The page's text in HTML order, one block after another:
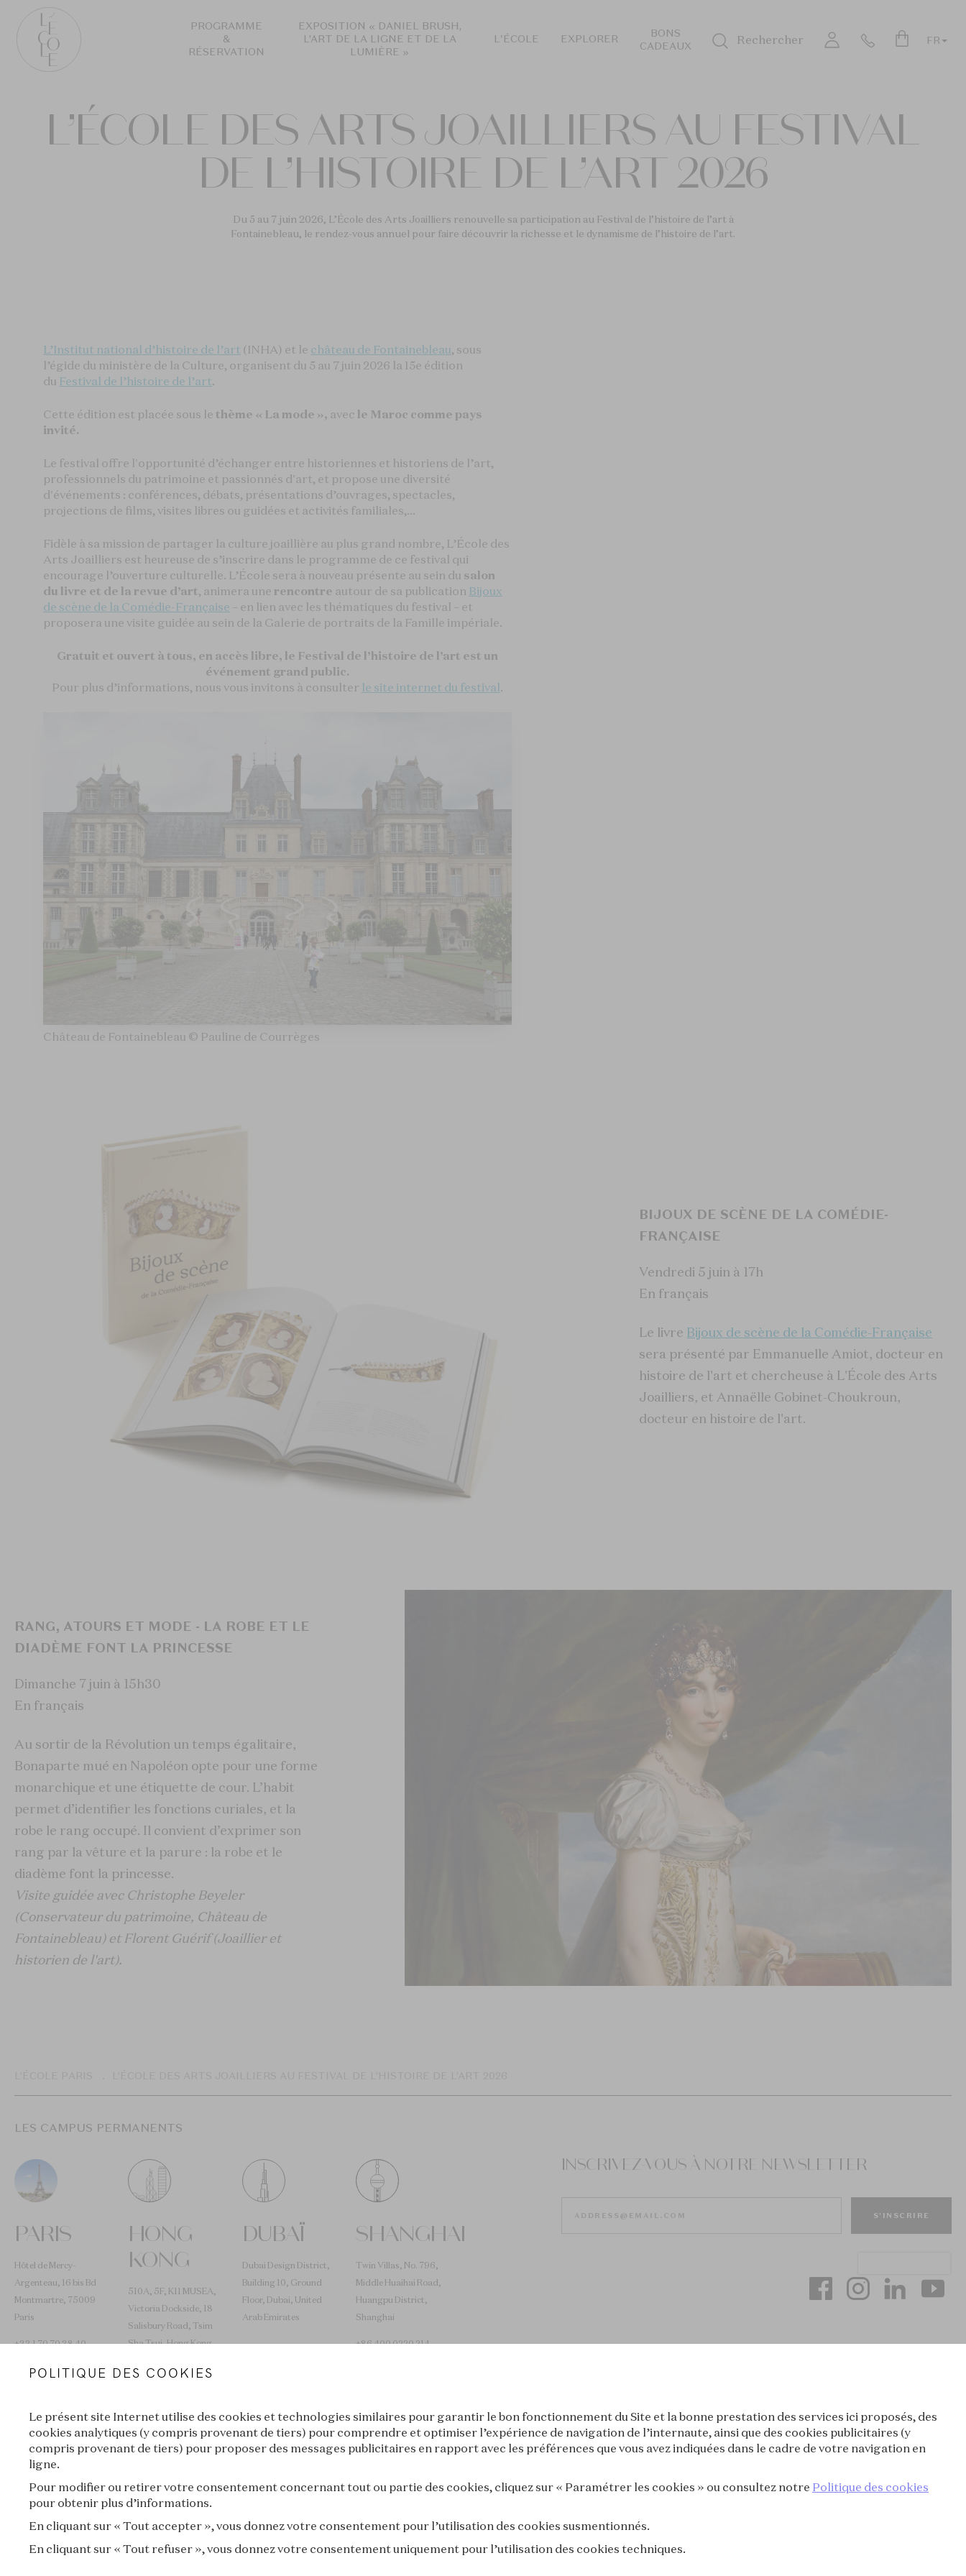
contenu
principal
PROGRAMME
&
RÉSERVATION
EXPOSITION « DANIEL BRUSH,
L’ART DE LA LIGNE ET DE LA
LUMIÈRE »
L'ÉCOLE EXPLORER
BONS
CADEAUX
Rechercher FR
L’ÉCOLE DES ARTS JOAILLIERS AU FESTIVAL
DE L’HISTOIRE DE L’ART 2026
Du 5 au 7 juin 2026, L’École des Arts Joailliers renouvelle sa participation au Festival de l’histoire de l’art à
Fontainebleau, le rendez-vous annuel pour faire découvrir la richesse et le dynamisme de l’histoire de l’art.
L’Institut national d’histoire de l’art (INHA) et le château de Fontainebleau, sous
l’égide du ministère de la Culture, organisent du 5 au 7 juin 2026 la 15e édition
du Festival de l’histoire de l’art.
Cette édition est placée sous le thème « La mode », avec le Maroc comme pays
invité.
Le festival offre l'opportunité d’échanger entre historiennes et historiens de l’art,
professionnels du patrimoine et passionnés d'art, et propose une diversité
d'événements : conférences, débats, présentations d’ouvrages, spectacles,
projections de films, visites libres ou guidées et activités familiales,...
Fidèle à sa mission de partager la culture joaillière au plus grand nombre, L’École des
Arts Joailliers est heureuse de s’inscrire dans le programme de ce festival qui
encourage l’ouverture culturelle. L’École sera à nouveau présente au sein du salon
du livre et de la revue d’art, animera une rencontre autour de sa publication Bijoux
de scène de la Comédie-Française – en lien avec les thématiques du festival – et
proposera une visite guidée au sein de la Galerie de portraits de la Famille impériale.
Gratuit et ouvert à tous, en accès libre, le Festival de l’histoire de l’art est un
événement grand public.
Pour plus d’informations, nous vous invitons à consulter le site internet du festival.
Château de Fontainebleau © Pauline de Courrèges
BIJOUX DE SCÈNE DE LA COMÉDIE-
FRANÇAISE
Vendredi 5 juin à 17h
En français
Le livre Bijoux de scène de la Comédie-Française
sera présenté par Emmanuelle Amiot, docteur en
histoire de l'art et chercheuse à L'École des Arts
Joailliers, et Annaëlle Gobinet-Choukroun,
docteur en histoire de l'art.
RANG, ATOURS ET MODE - LA ROBE ET LE
DIADÈME FONT LA PRINCESSE
Dimanche 7 juin à 15h30
En français
Au sortir de la Révolution un temps égalitaire,
Bonaparte mué en Napoléon opte pour une forme
monarchique et une étiquette de cour. L’habit
permet d’identifier les fonctions curiales, et la
robe le rang occupé. Il convient d’exprimer son
rang par la vêture et la parure : la robe et le
diadème font la princesse.
Visite guidée avec Christophe Beyeler
(Conservateur du patrimoine, Château de
Fontainebleau) et Florent Guérif (Joaillier et
historien de l'art).
LES CAMPUS PERMANENTS
PARIS
Hôtel de Mercy-
Argenteau, 16 bis Bd
Montmartre, 75009
Paris
+33 1 70 70 38 40
HONG
KONG
510A, 5F, K11 MUSEA,
Victoria Dockside, 18
Salisbury Road, Tsim
Sha Tsui, Hong Kong
DUBAÏ
Dubai Design District,
Building 10, Ground
Floor, Dubai, United
Arab Emirates
SHANGHAI
Twin Villas, No. 796,
Middle Huaihai Road,
Huangpu District,
Shanghai
+86 400 0220 214
L’ÉCOLE VOYAGE
Lyon Tokyo Séoul
INSCRIVEZ-VOUS À NOTRE NEWSLETTER
S'INSCRIRE
POLITIQUE DES COOKIES
Le présent site Internet utilise des cookies et technologies similaires pour garantir le bon fonctionnement du Site et la bonne prestation des services ici proposés, des
cookies analytiques (y compris provenant de tiers) pour comprendre et optimiser l’expérience de navigation de l’internaute, ainsi que des cookies publicitaires (y
compris provenant de tiers) pour proposer des messages publicitaires en rapport avec les préférences que vous avez indiquées dans le cadre de votre navigation en
ligne.
Pour modifier ou retirer votre consentement concernant tout ou partie des cookies, cliquez sur « Paramétrer les cookies » ou consultez notre Politique des cookies
pour obtenir plus d’informations.
En cliquant sur « Tout accepter », vous donnez votre consentement pour l’utilisation des cookies susmentionnés.
En cliquant sur « Tout refuser », vous donnez votre consentement uniquement pour l’utilisation des cookies techniques.